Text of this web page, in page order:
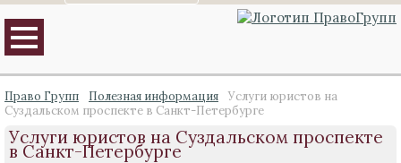
Право Групп Полезная информация
Услуги юристов на
Суздальском проспекте в Санкт-Петербурге
Услуги юристов на Суздальском проспекте
в Санкт-Петербурге